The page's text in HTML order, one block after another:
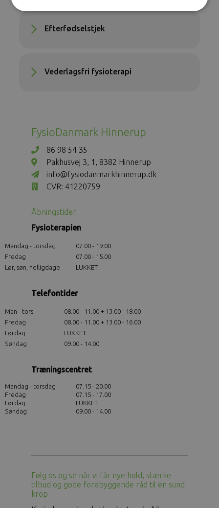
Efterfødselstjek
Vederlagsfri fysioterapi
FysioDanmark Hinnerup
86 98 54 35
Pakhusvej 3, 1, 8382 Hinnerup
info@fysiodanmarkhinnerup.dk
CVR: 41220759
Åbningstider
Fysioterapien
Mandag - torsdag
07.00 - 19.00
Fredag
07.00 - 15.00
Lør, søn, helligdage
LUKKET
Telefontider
Man - tors
08.00 - 11.00 + 13.00 - 18.00
Fredag
08.00 - 11.00 + 13.00 - 16.00
Lørdag
LUKKET
Søndag
09.00 - 14.00
Træningscentret
Mandag - torsdag
07.15 - 20.00
Fredag
07.15 - 17.00
Lørdag
LUKKET
Søndag
09.00 - 14.00
Følg os og se når vi får nye hold, stærke
tilbud og gode forebyggende råd til en sund
krop